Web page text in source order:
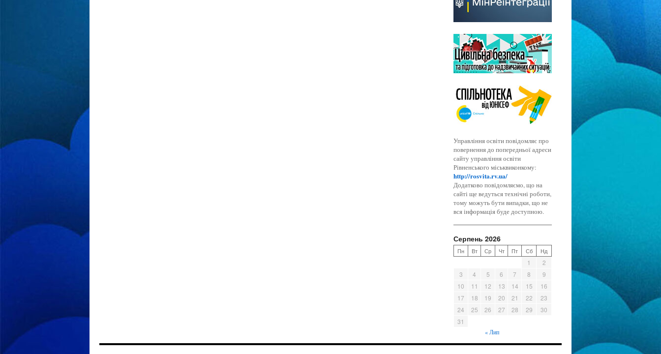
Управління освіти повідомляє про
повернення до попередньої адреси
сайту управління освіти
Рівненського міськвиконкому:
http://rosvita.rv.ua/
Додатково повідомляємо, що на
сайті ще ведуться технічні роботи,
тому можуть бути випадки, що не
вся інформація буде доступною.
Серпень 2026
Пн Вт Ср Чт Пт Сб Нд
1
2
3
4 5 6 7 8
9
10
11 12 13 14 15
16
17
18 19 20 21 22
23
24
25 26 27 28 29
30
31
« Лип